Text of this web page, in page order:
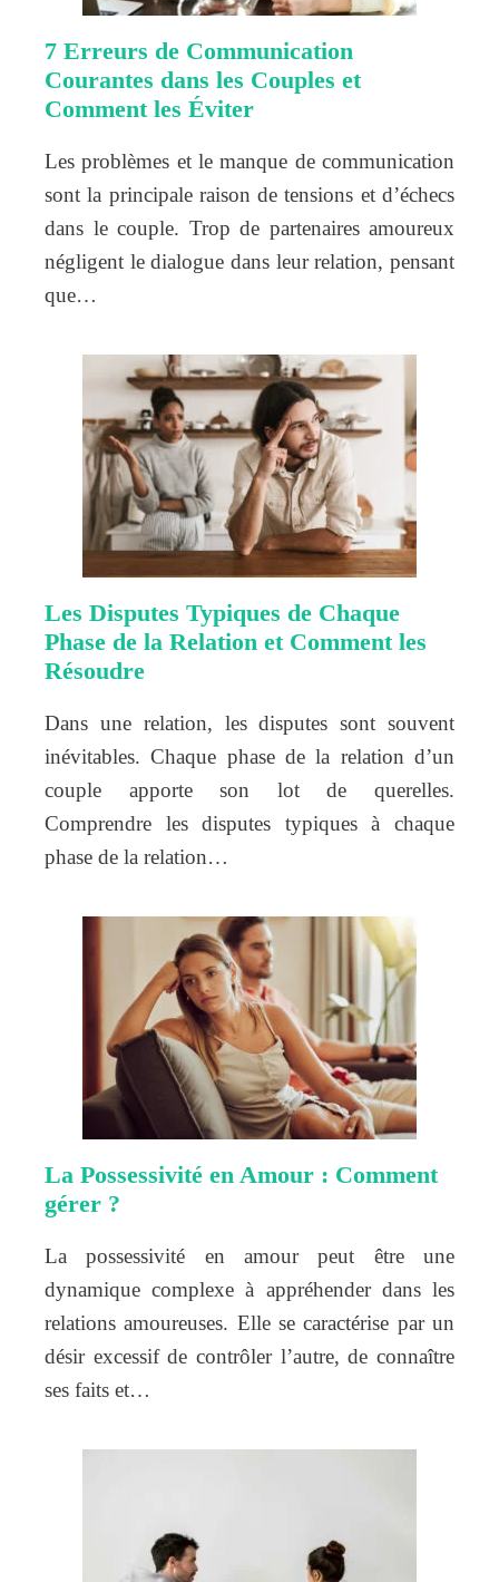
7 Erreurs de Communication
Courantes dans les Couples et
Comment les Éviter
Les problèmes et le manque de communication
sont la principale raison de tensions et d’échecs
dans le couple. Trop de partenaires amoureux
négligent le dialogue dans leur relation, pensant
que…
Les Disputes Typiques de Chaque
Phase de la Relation et Comment les
Résoudre
Dans une relation, les disputes sont souvent
inévitables. Chaque phase de la relation d’un
couple apporte son lot de querelles.
Comprendre les disputes typiques à chaque
phase de la relation…
La Possessivité en Amour : Comment
gérer ?
La possessivité en amour peut être une
dynamique complexe à appréhender dans les
relations amoureuses. Elle se caractérise par un
désir excessif de contrôler l’autre, de connaître
ses faits et…